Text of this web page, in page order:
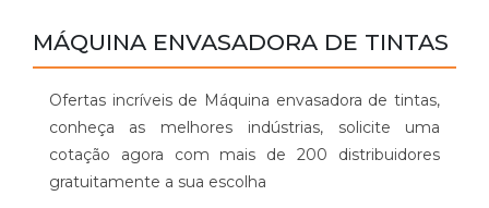
MÁQUINA ENVASADORA DE TINTAS
Ofertas incríveis de Máquina envasadora de tintas,
conheça as melhores indústrias, solicite uma
cotação agora com mais de 200 distribuidores
gratuitamente a sua escolha